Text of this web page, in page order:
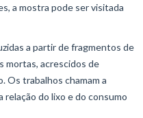
a mostra pode ser visitada
a partir de fragmentos de
mortas, acrescidos de
Os trabalhos chamam a
relação do lixo e do consumo